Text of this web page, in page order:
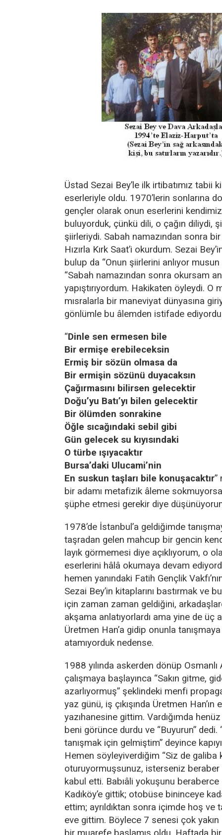
Üstad Sezai Bey’le ilk irtibatımız tabii
eserleriyle oldu. 1970’lerin sonlarına
gençler olarak onun eserlerini
buluyorduk, çünkü dili, o çağın diliydi,
şiirleriydi. Sabah namazından sonra
Hızırla Kırk Saat’i okurdum. Sezai
bulup da “Onun şiirlerini anlıyor musun
“Sabah namazından sonra okursam
yapıştırıyordum. Hakikaten öyleydi. O
mısralarla bir maneviyat dünyasına
gönlümle bu âlemden istifade
“Dinle sen ermesen bile
Bir ermişe erebileceksin
Ermiş bir sözün olmasa da
Bir ermişin sözünü duyacaksın
Çağırmasını bilirsen gelecektir
Doğu’yu Batı’yı bilen gelecektir
Bir ölümden sonrakine
Öğle sıcağındaki sebil gibi
Gün gelecek su kıyısındaki
O türbe ışıyacaktır
Bursa’daki Ulucami’nin
En suskun taşları bile konuşacaktır”
bir adamı metafizik âleme
şüphe etmesi gerekir diye
1978’de İstanbul’a geldiğimde
taşradan gelen mahcup bir gencin
layık görmemesi diye açıklıyorum, o
eserlerini hâlâ okumaya devam
hemen yanındaki Fatih Gençlik
Sezai Bey’in kitaplarını bastırmak ve
için zaman zaman geldiğini,
akşama anlatıyorlardı ama yine de üç
Üretmen Han’a gidip onunla
atamıyorduk nedense.
1988 yılında askerden dönüp Osmanlı
çalışmaya başlayınca “Sakın gitme,
azarlıyormuş” şeklindeki menfi
yaz günü, iş çıkışında Üretmen Han’ın
yazıhanesine gittim. Vardığımda
beni görünce durdu ve “Buyurun”
tanışmak için gelmiştim” deyince
Hemen söyleyiverdiğim “Siz de galiba
oturuyormuşsunuz, isterseniz beraber
kabul etti. Babıâli yokuşunu
Kadıköy’e gittik; otobüse bininceye
ettim; ayrıldıktan sonra içimde hoş ve
eve gittim. Böylece 7 senesi çok